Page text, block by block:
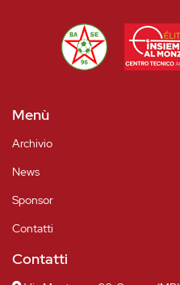
Menù
Archivio
News
Sponsor
Contatti
Contatti